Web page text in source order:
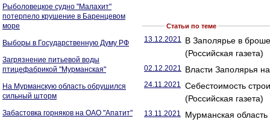
Рыболовецкое судно "Малахит"
потерпело крушение в Баренцевом
море
Выборы в Государственную Думу РФ
Загрязнение питьевой воды
птицефабрикой "Мурманская"
На Мурманскую область обрушился
сильный шторм
Забастовка горняков на ОАО "Апатит"
Статьи по теме
13.12.2021 В Заполярье в
(Российская газета)
02.12.2021 Власти Заполярья
24.11.2021 Себестоимость
(Российская газета)
13.11.2021 Мурманская